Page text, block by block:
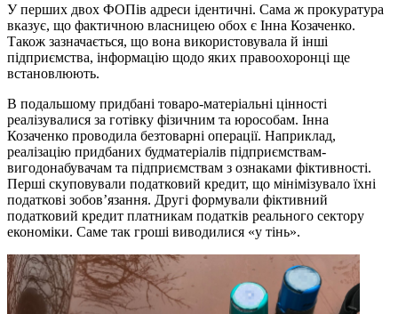
У перших двох ФОПів адреси ідентичні. Сама ж прокуратура
вказує, що фактичною власницею обох є Інна Козаченко.
Також зазначається, що вона використовувала й інші
підприємства, інформацію щодо яких правоохоронці ще
встановлюють.
В подальшому придбані товаро-матеріальні цінності
реалізувалися за готівку фізичним та юрособам. Інна
Козаченко проводила безтоварні операції. Наприклад,
реалізацію придбаних будматеріалів підприємствам-
вигодонабувачам та підприємствам з ознаками фіктивності.
Перші скуповували податковий кредит, що мінімізувало їхні
податкові зобов’язання. Другі формували фіктивний
податковий кредит платникам податків реального сектору
економіки. Саме так гроші виводилися «у тінь».